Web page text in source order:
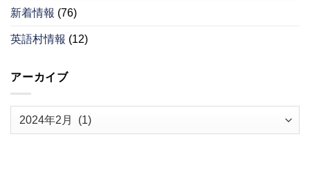
新着情報 (76)
英語村情報 (12)
アーカイブ